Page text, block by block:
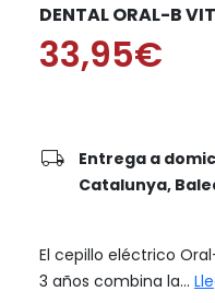
DENTAL ORAL-B
33,95€
local_shipping Entrega a
Catalunya,
El cepillo eléctrico
3 años combina la...